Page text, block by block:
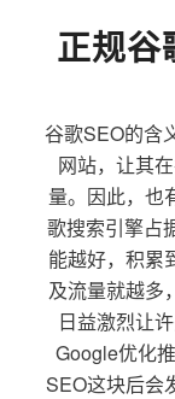
正规谷
谷歌SEO的含
网站，让其
量。因此，也
歌搜索引擎占
能越好，积累
及流量就越多
日益激烈让
Google优化
SEO这块后会